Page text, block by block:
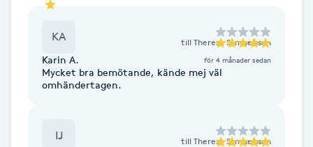
Fransk manikyr
Frekvensterapi
KA till Therese Samuelsson
Karin A. för 4 månader sedan
Mycket bra bemötande, kände mej väl
omhändertagen.
IJ till Therese Samuelsson